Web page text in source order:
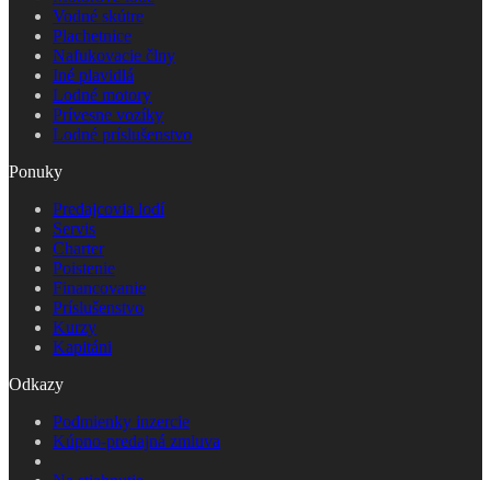
Vodné skútre
Plachetnice
Nafukovacie člny
Iné plavidlá
Lodné motory
Prívesne vozíky
Lodné príslušenstvo
Ponuky
Predajcovia lodí
Servis
Charter
Poistenie
Financovanie
Príslušenstvo
Kurzy
Kapitáni
Odkazy
Podmienky inzercie
Kúpno-predajná zmluva